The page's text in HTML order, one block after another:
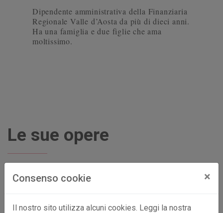
Consenso cookie ×
Il nostro sito utilizza alcuni cookies. Leggi la nostra
Dipendente amministrativa della Finanziaria
Regionale Valle d’Aosta da più di dieci anni.
Ha una famiglia e due figlie che ama
moltissimo.
Le sue opere